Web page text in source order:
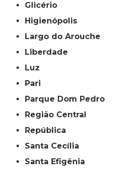
Glicério
Higienópolis
Largo do Arouche
Liberdade
Luz
Pari
Parque Dom Pedro
Região Central
República
Santa Cecília
Santa Efigênia